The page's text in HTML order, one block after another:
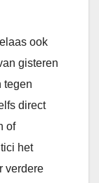
ook
gisteren
tegen
direct
of
het
verdere